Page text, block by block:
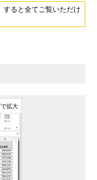
すると全てご覧いただけ